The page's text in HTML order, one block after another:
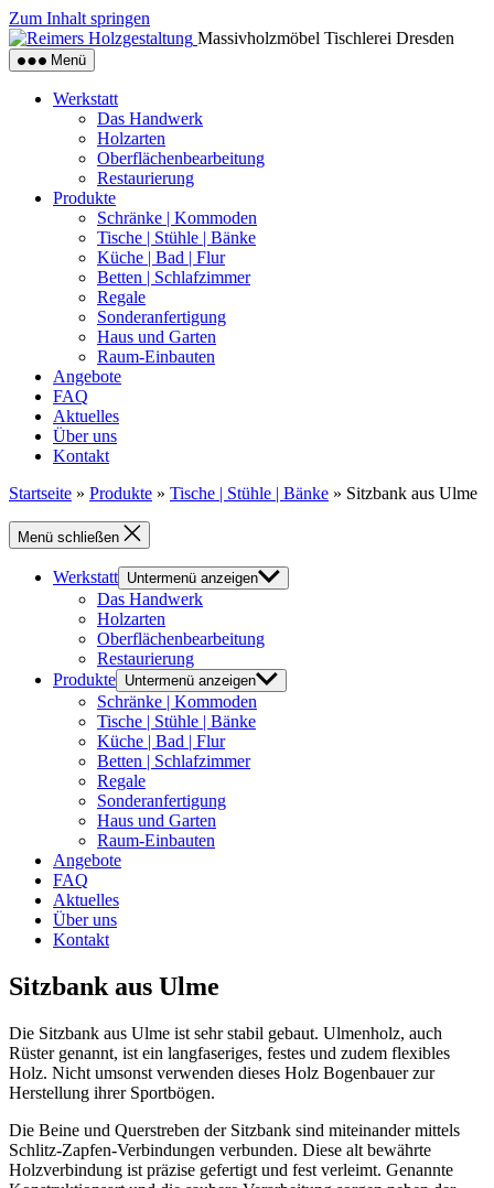
Zum Inhalt springen
Massivholzmöbel Tischlerei Dresden
Menü
Werkstatt
Das Handwerk
Holzarten
Oberflächenbearbeitung
Restaurierung
Produkte
Schränke | Kommoden
Tische | Stühle | Bänke
Küche | Bad | Flur
Betten | Schlafzimmer
Regale
Sonderanfertigung
Haus und Garten
Raum-Einbauten
Angebote
FAQ
Aktuelles
Über uns
Kontakt
Startseite » Produkte » Tische | Stühle | Bänke » Sitzbank aus Ulme
Menü schließen
Werkstatt Untermenü anzeigen
Das Handwerk
Holzarten
Oberflächenbearbeitung
Restaurierung
Produkte Untermenü anzeigen
Schränke | Kommoden
Tische | Stühle | Bänke
Küche | Bad | Flur
Betten | Schlafzimmer
Regale
Sonderanfertigung
Haus und Garten
Raum-Einbauten
Angebote
FAQ
Aktuelles
Über uns
Kontakt
Sitzbank aus Ulme
Die Sitzbank aus Ulme ist sehr stabil gebaut. Ulmenholz, auch
Rüster genannt, ist ein langfaseriges, festes und zudem flexibles
Holz. Nicht umsonst verwenden dieses Holz Bogenbauer zur
Herstellung ihrer Sportbögen.
Die Beine und Querstreben der Sitzbank sind miteinander mittels
Schlitz-Zapfen-Verbindungen verbunden. Diese alt bewährte
Holzverbindung ist präzise gefertigt und fest verleimt. Genannte